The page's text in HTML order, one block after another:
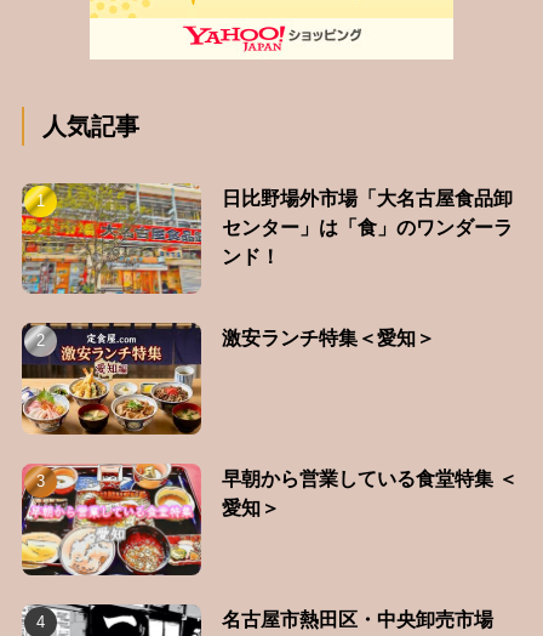
人気記事
日比野場外市場「大名古屋食品卸
センター」は「食」のワンダーラ
ンド！
激安ランチ特集＜愛知＞
早朝から営業している食堂特集 ＜
愛知＞
名古屋市熱田区・中央卸売市場